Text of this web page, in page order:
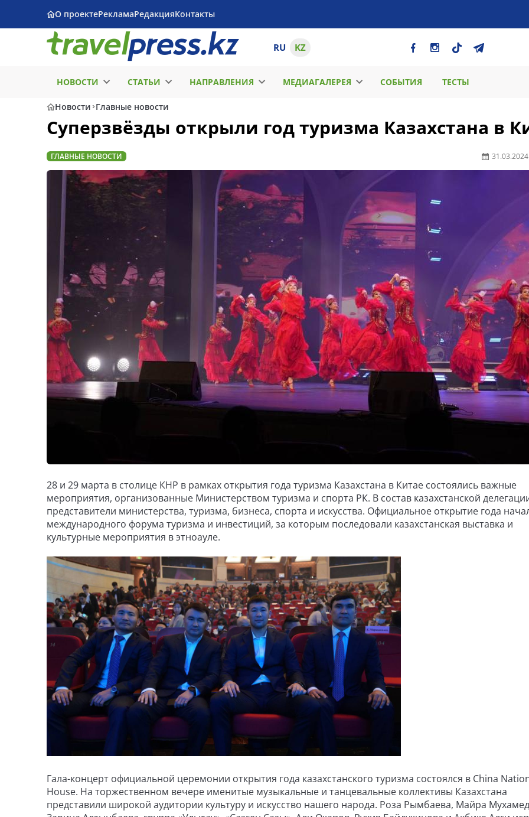
О проектеРекламаРедакцияКонтакты
RU KZ
НОВОСТИ СТАТЬИ НАПРАВЛЕНИЯ МЕДИАГАЛЕРЕЯ СОБЫТИЯ ТЕСТЫ
Новости Главные новости
Суперзвёзды открыли год туризма Казахстана в
ГЛАВНЫЕ НОВОСТИ 31.03.2024
28 и 29 марта в столице КНР в рамках открытия года туризма Казахстана в Китае состоялись важные
мероприятия, организованные Министерством туризма и спорта РК. В состав казахстанской
представители министерства, туризма, бизнеса, спорта и искусства. Официальное открытие года
международного форума туризма и инвестиций, за которым последовали казахстанская выставка и
культурные мероприятия в этноауле.
Гала-концерт официальной церемонии открытия года казахстанского туризма состоялся в China
House. На торжественном вечере именитые музыкальные и танцевальные коллективы Казахстана
представили широкой аудитории культуру и искусство нашего народа. Роза Рымбаева, Майра